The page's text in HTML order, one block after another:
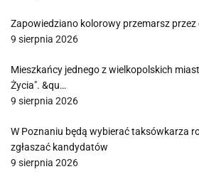
Zapowiedziano kolorowy przemarsz
9 sierpnia 2026
Mieszkańcy jednego z wielkopolskich
Życia". &qu…
9 sierpnia 2026
W Poznaniu będą wybierać taksówkarza
zgłaszać kandydatów
9 sierpnia 2026